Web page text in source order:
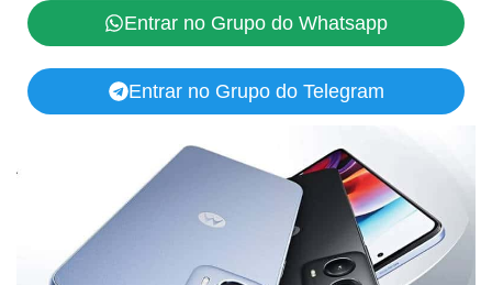
Entrar no Grupo do Whatsapp
Entrar no Grupo do Telegram